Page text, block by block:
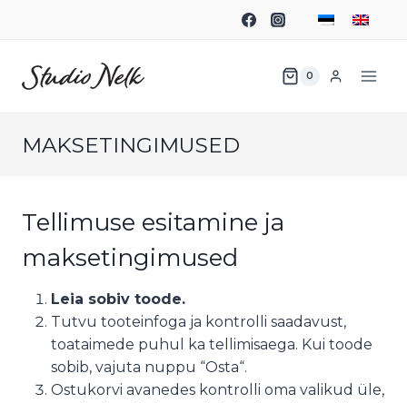
0
MAKSETINGIMUSED
Tellimuse esitamine ja
maksetingimused
Leia sobiv toode.
Tutvu tooteinfoga ja kontrolli saadavust,
toataimede puhul ka tellimisaega. Kui toode
sobib, vajuta nuppu “Osta“.
Ostukorvi avanedes kontrolli oma valikud üle,